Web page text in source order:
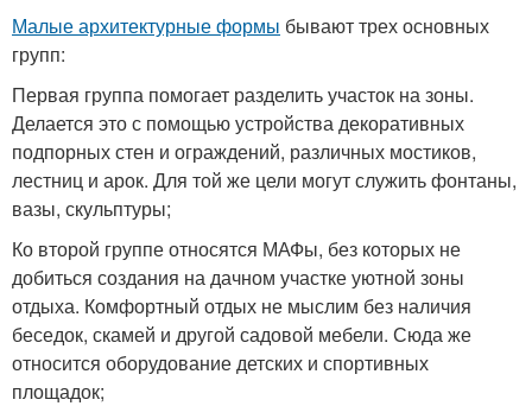
Малые архитектурные формы бывают трех основных
групп:
Первая группа помогает разделить участок на зоны.
Делается это с помощью устройства декоративных
подпорных стен и ограждений, различных мостиков,
лестниц и арок. Для той же цели могут служить фонтаны,
вазы, скульптуры;
Ко второй группе относятся МАФы, без которых не
добиться создания на дачном участке уютной зоны
отдыха. Комфортный отдых не мыслим без наличия
беседок, скамей и другой садовой мебели. Сюда же
относится оборудование детских и спортивных
площадок;